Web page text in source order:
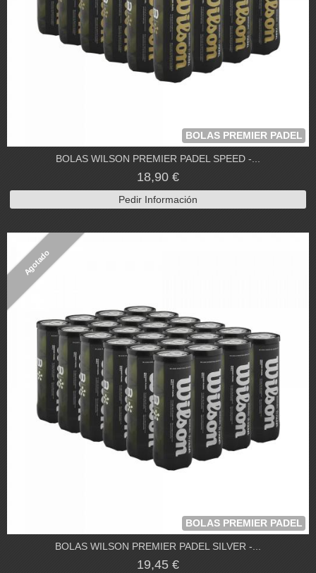
BOLAS PREMIER PADEL
BOLAS WILSON PREMIER PADEL SPEED -...
18,90 €
Pedir Información
Agotado
BOLAS PREMIER PADEL
BOLAS WILSON PREMIER PADEL SILVER -...
19,45 €